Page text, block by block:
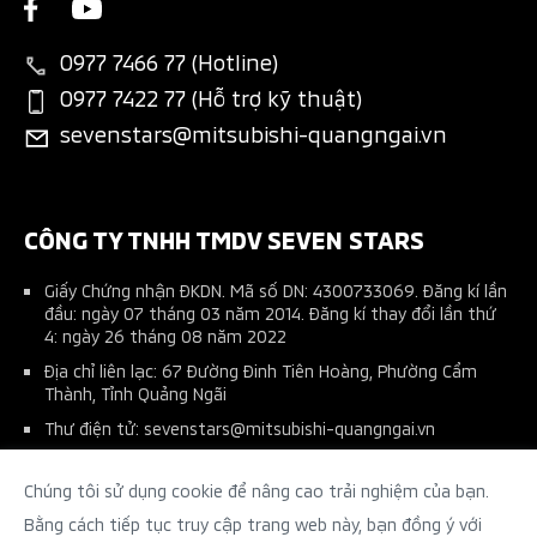
New Xpander
New Xpander Cross
All-New Triton
Pajero Sport
Đăng ký lái thử
Phụ kiện chính hãng
Thu xe cũ đổi xe mới
Đặt lịch dịch vụ
Ứng dụng Mitsubishi Connect+
Tin tuyển dụng
Liên hệ
0977 7466 77 (Hotline)
0977 7422 77 (Hỗ trợ kỹ thuật)
sevenstars@mitsubishi-quangngai.vn
CÔNG TY TNHH TMDV SEVEN STARS
Giấy Chứng nhận ĐKDN. Mã số DN: 4300733069. Đăng kí lần
đầu: ngày 07 tháng 03 năm 2014. Đăng kí thay đổi lần thứ
4: ngày 26 tháng 08 năm 2022
Địa chỉ liên lạc: 67 Đường Đinh Tiên Hoàng, Phường Cẩm
Thành, Tỉnh Quảng Ngãi
Thư điện tử: sevenstars@mitsubishi-quangngai.vn
Tên người chịu trách nhiệm: Tạ Minh Thiên - Phó Giám Đốc
Điều Hành
Chúng tôi sử dụng cookie để nâng cao trải nghiệm của bạn.
Bằng cách tiếp tục truy cập trang web này, bạn đồng ý với